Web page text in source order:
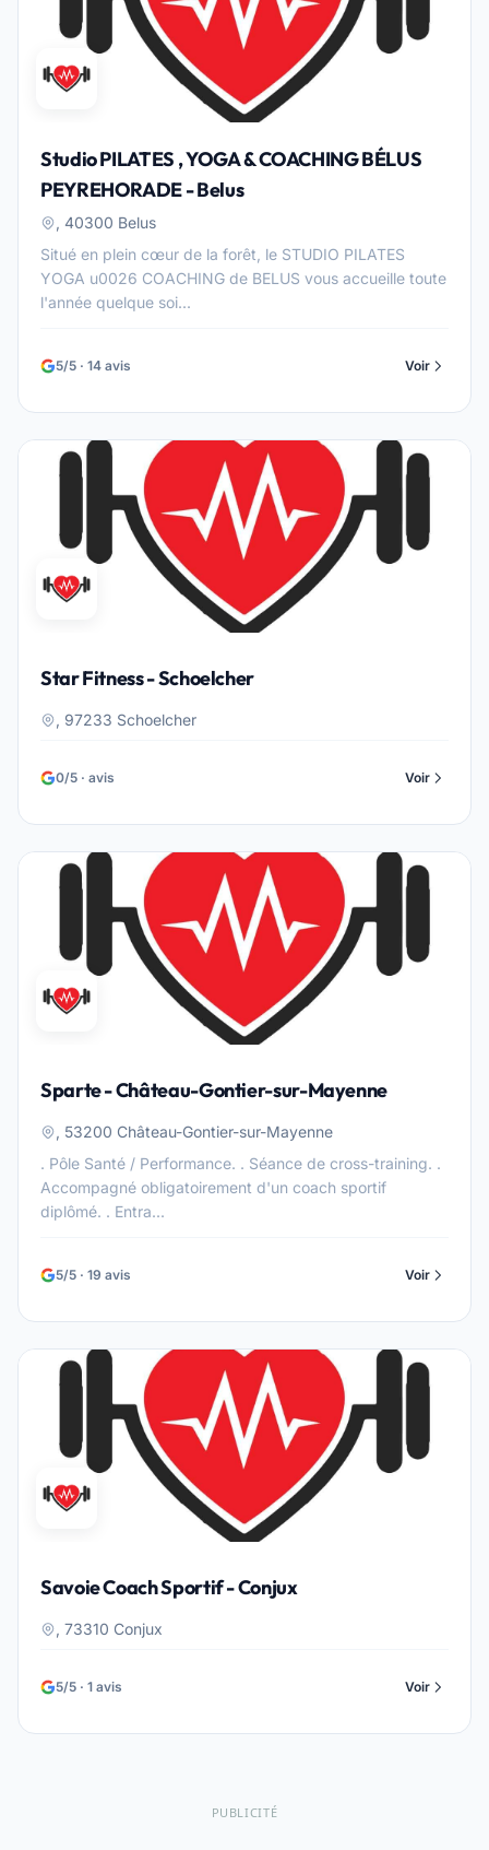
Studio PILATES , YOGA & COACHING BÉLUS
PEYREHORADE - Belus
, 40300 Belus
Situé en plein cœur de la forêt, le STUDIO PILATES
YOGA u0026 COACHING de BELUS vous accueille toute
l'année quelque soi...
5/5 · 14 avis Voir
Star Fitness - Schoelcher
, 97233 Schoelcher
0/5 · avis Voir
Sparte - Château-Gontier-sur-Mayenne
, 53200 Château-Gontier-sur-Mayenne
. Pôle Santé / Performance. . Séance de cross-training. .
Accompagné obligatoirement d'un coach sportif
diplômé. . Entra...
5/5 · 19 avis Voir
Savoie Coach Sportif - Conjux
, 73310 Conjux
5/5 · 1 avis Voir
PUBLICITÉ